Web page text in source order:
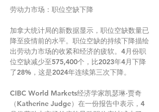
劳动力市场：职位空缺下降
加拿大统计局的新数据显示，职位空缺数量已
降至疫情前的水平。职位空缺的持续下降描绘
出劳动力市场的收紧和经济的疲软。4月份职
位空缺减少至575,400个，比2023年4月下降
了28%，这是2024年连续第三次下降。
CIBC World Markets经济学家凯瑟琳·贾奇
（Katherine Judge）在一份报告中表示，4